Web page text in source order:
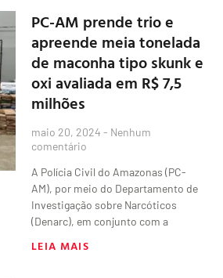
PC-AM prende trio e
apreende meia tonelada
de maconha tipo skunk e
oxi avaliada em R$ 7,5
milhões
maio 20, 2024 Nenhum
comentário
A Polícia Civil do Amazonas (PC-
AM), por meio do Departamento de
Investigação sobre Narcóticos
(Denarc), em conjunto com a
LEIA MAIS